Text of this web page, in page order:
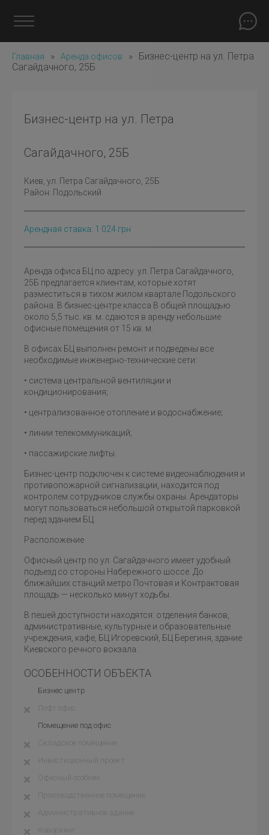
Главная » Аренда офисов »
Бизнес-центр на ул. Петра
Сагайдачного, 25Б
Бизнес-центр на ул. Петра
Сагайдачного, 25Б
Киев , ул. Петра Сагайдачного, 25Б
Район: Подольский
Арендная ставка: 1 024 грн
Аренда офиса БЦ по адресу: ул. Петра Сагайдачного,
25Б предлагается клиентам, которые хотят
разместиться в тихом жилом квартале Подольского
района. В бизнес-центре класса B общей площадью
около 5,5 тыс. кв. м. сдаются в аренду небольшие
офисные помещения от 15 кв. м.
В офисах БЦ выполнен ремонт и подведены все
необходимые инженерно-технические сети:
• система центральной вентиляции и
кондиционирования;
• централизованное отопление и водоснабжение;
• линии телекоммуникаций;
• пассажирские лифты.
Бизнес-центр подключен к системе видеонаблюдения и
противопожарной сигнализации, находится под
контролем сотрудников службы охраны. Арендаторы
могут пользоваться небольшой открытой парковкой
перед зданием БЦ.
Расположение
Офисный центр по ул. Сагайдачного имеет удобный
подъезд со стороны Набережного шоссе. До
ближайших станций метро Почтовая и Контрактовая
площадь — несколько минут ходьбы.
В пешей доступности находятся: отделения банков,
административные, культурные и образовательные
учреждения, кафе, БЦ Игоревский, БЦ Берегиня, здание
Киевского речного вокзала.
ОСОБЕННОСТИ ОБЪЕКТА
Бизнес центр
Лофт офис
Помещение под офис
Складское помещение
Инвестиционный проект
Офисный особняк
Производственное помещение
Административное здание
Коворкинг